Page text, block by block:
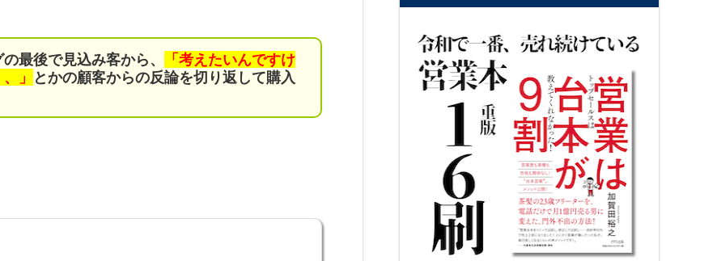
最後で見込み客から、
「考えたいんですけ
」
とかの顧客からの反論を切り返して購入